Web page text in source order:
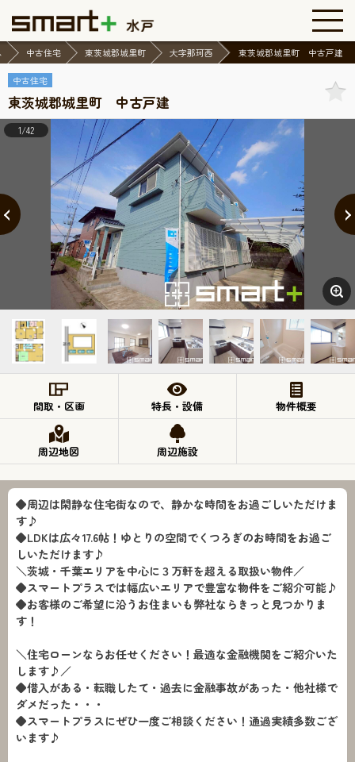
中古住宅 東茨城郡城里町 大字那珂西 東茨城郡城里町 中古戸建
中古住宅
東茨城郡城里町 中古戸建
1/42
間取・区画 特長・設備 物件概要
周辺地図 周辺施設
◆周辺は閑静な住宅街なので、静かな時間をお過ごしいただけま
す♪
◆LDKは広々17.6帖！ゆとりの空間でくつろぎのお時間をお過ご
しいただけます♪
＼茨城・千葉エリアを中心に３万軒を超える取扱い物件／
◆スマートプラスでは幅広いエリアで豊富な物件をご紹介可能♪
◆お客様のご希望に沿うお住まいも弊社ならきっと見つかりま
す！
＼住宅ローンならお任せください！最適な金融機関をご紹介いた
します♪／
◆借入がある・転職したて・過去に金融事故があった・他社様で
ダメだった・・・
◆スマートプラスにぜひ一度ご相談ください！通過実績多数ござ
います♪